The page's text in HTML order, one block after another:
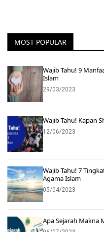
MOST POPULAR
Wajib Tahu! 9
Islam
29/03/2023
Wajib Tahu! Kapan
12/06/2023
Wajib Tahu! 7
Agama Islam
05/04/2023
Apa Sejarah Makna